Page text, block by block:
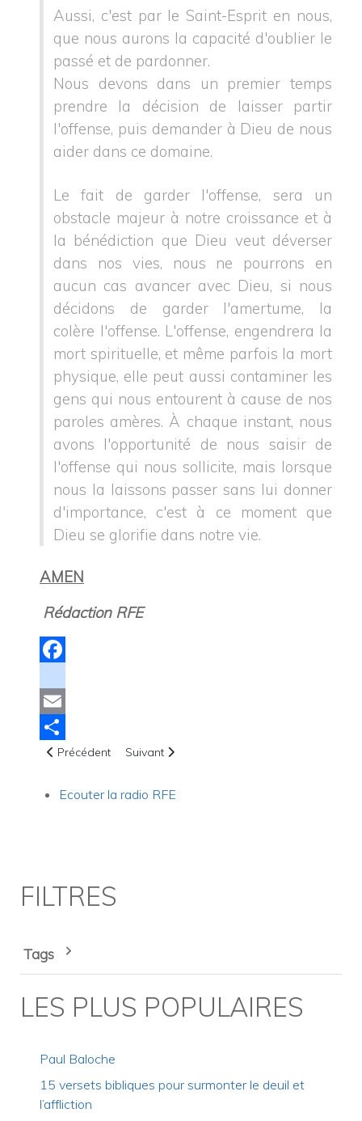
Aussi, c'est par le Saint-Esprit en nous,
que nous aurons la capacité d'oublier le
passé et de pardonner.
Nous devons dans un premier temps
prendre la décision de laisser partir
l'offense, puis demander à Dieu de nous
aider dans ce domaine.
Le fait de garder l'offense, sera un
obstacle majeur à notre croissance et à
la bénédiction que Dieu veut déverser
dans nos vies, nous ne pourrons en
aucun cas avancer avec Dieu, si nous
décidons de garder l'amertume, la
colère l'offense. L'offense, engendrera la
mort spirituelle, et même parfois la mort
physique, elle peut aussi contaminer les
gens qui nous entourent à cause de nos
paroles amères.À chaque instant, nous
avons l'opportunité de nous saisir de
l'offense qui nous sollicite, mais lorsque
nous la laissons passer sans lui donner
d'importance, c'est à ce moment que
Dieu se glorifie dans notre vie.
AMEN
Rédaction RFE
instagram
Email
Share
Article précédent : Comment vivre libre du stress
Précédent Article suivant : Comment apprendre à
Suivant
Ecouter la radio RFE
FILTRES
Tags
LES PLUS POPULAIRES
Paul Baloche
15 versets bibliques pour surmonter le deuil et
l’affliction